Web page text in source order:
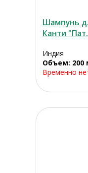
Шампунь
Канти
Индия
Объем: 200
Временно